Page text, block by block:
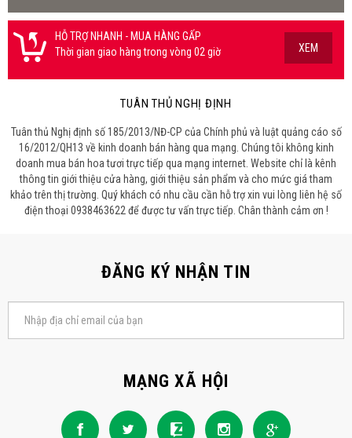
HỖ TRỢ NHANH - MUA HÀNG GẤP
Thời gian giao hàng trong vòng 02 giờ
XEM
TUÂN THỦ NGHỊ ĐỊNH
Tuân thủ Nghị định số 185/2013/NĐ-CP của Chính phủ và luật quảng cáo số
16/2012/QH13 về kinh doanh bán hàng qua mạng. Chúng tôi không kinh
doanh mua bán hoa tươi trực tiếp qua mạng internet. Website chỉ là kênh
thông tin giới thiệu cửa hàng, giới thiệu sản phẩm và cho mức giá tham
khảo trên thị trường. Quý khách có nhu cầu cần hỗ trợ xin vui lòng liên hệ số
điện thoại 0938463622 để được tư vấn trực tiếp. Chân thành cảm ơn !
ĐĂNG KÝ NHẬN TIN
MẠNG XÃ HỘI